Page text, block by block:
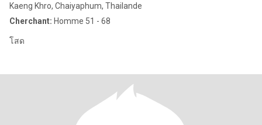
Kaeng Khro, Chaiyaphum, Thailande
Cherchant: Homme 51 - 68
โสด